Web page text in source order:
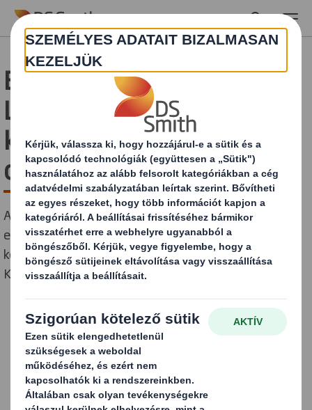
Skip to main content
Esettanulmány:
Laithwaite’s zárt láncú,
körforgásos karton
csomagolása
A Laithwaite's-szal együtt egy teljes mértékben
ellenőrizhető és nyomon követhető zárt láncú,
körforgásos modellt mutattunk be az Egyesült
Királyságban.